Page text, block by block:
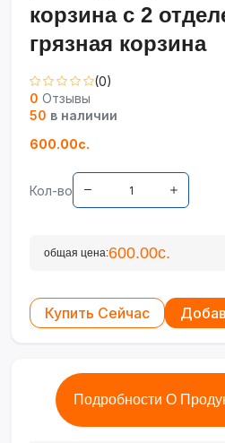
корзина с 2
грязная корзина
(0)
0 Отзывы
50 в наличии
600.00с.
Кол-во
общая цена:600.00с.
Купить Сейчас
Подробности О